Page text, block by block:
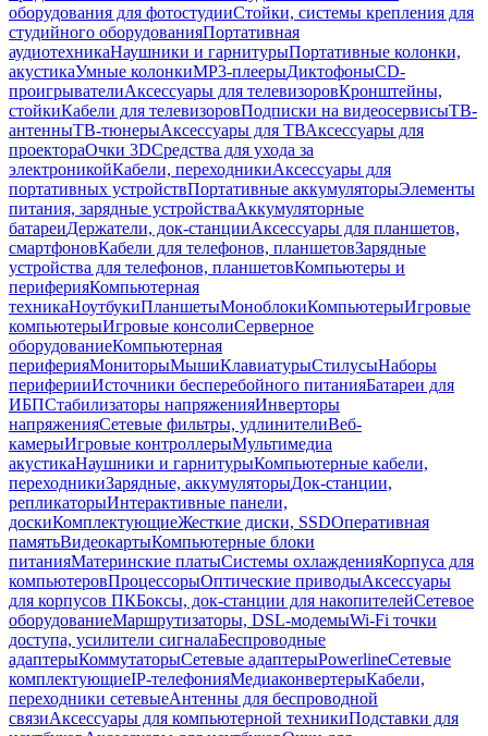
оборудования для фотостудииСтойки, системы крепления для
студийного оборудованияПортативная
аудиотехникаНаушники и гарнитурыПортативные колонки,
акустикаУмные колонкиMP3-плеерыДиктофоныCD-
проигрывателиАксессуары для телевизоровКронштейны,
стойкиКабели для телевизоровПодписки на видеосервисыТВ-
антенныТВ-тюнерыАксессуары для ТВАксессуары для
проектораОчки 3DСредства для ухода за
электроникойКабели, переходникиАксессуары для
портативных устройствПортативные аккумуляторыЭлементы
питания, зарядные устройстваАккумуляторные
батареиДержатели, док-станцииАксессуары для планшетов,
смартфоновКабели для телефонов, планшетовЗарядные
устройства для телефонов, планшетовКомпьютеры и
периферияКомпьютерная
техникаНоутбукиПланшетыМоноблокиКомпьютерыИгровые
компьютерыИгровые консолиСерверное
оборудованиеКомпьютерная
периферияМониторыМышиКлавиатурыСтилусыНаборы
периферииИсточники бесперебойного питанияБатареи для
ИБПСтабилизаторы напряженияИнверторы
напряженияСетевые фильтры, удлинителиВеб-
камерыИгровые контроллерыМультимедиа
акустикаНаушники и гарнитурыКомпьютерные кабели,
переходникиЗарядные, аккумуляторыДок-станции,
репликаторыИнтерактивные панели,
доскиКомплектующиеЖесткие диски, SSDОперативная
памятьВидеокартыКомпьютерные блоки
питанияМатеринские платыСистемы охлажденияКорпуса для
компьютеровПроцессорыОптические приводыАксессуары
для корпусов ПКБоксы, док-станции для накопителейСетевое
оборудованиеМаршрутизаторы, DSL-модемыWi-Fi точки
доступа, усилители сигналаБеспроводные
адаптерыКоммутаторыСетевые адаптерыPowerlineСетевые
комплектующиеIP-телефонияМедиаконвертерыКабели,
переходники сетевыеАнтенны для беспроводной
связиАксессуары для компьютерной техникиПодставки для